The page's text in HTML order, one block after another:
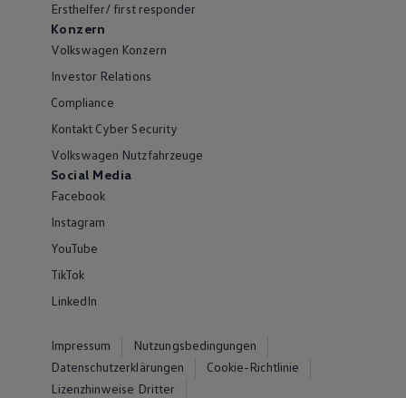
Ersthelfer/ first responder
Konzern
Volkswagen Konzern
Investor Relations
Compliance
Kontakt Cyber Security
Volkswagen Nutzfahrzeuge
Social Media
Facebook
Instagram
YouTube
TikTok
LinkedIn
Impressum
Nutzungsbedingungen
Datenschutzerklärungen
Cookie-Richtlinie
Lizenzhinweise Dritter